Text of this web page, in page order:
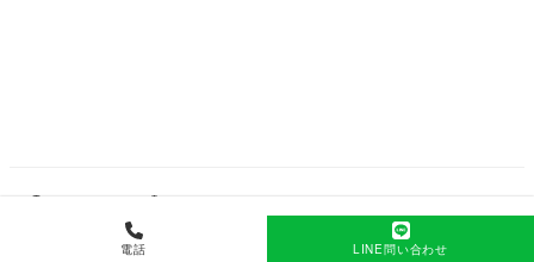
電話 LINE問い合わせ